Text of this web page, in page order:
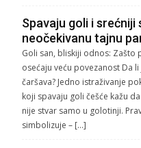
Spavaju goli i
neočekivanu tajnu
Goli san, bliskiji odnos: Zašto
osećaju veću povezanost Da
čaršava? Jedno istraživanje
koji spavaju goli češće kažu
nije stvar samo u golotinji.
simbolizuje – […]